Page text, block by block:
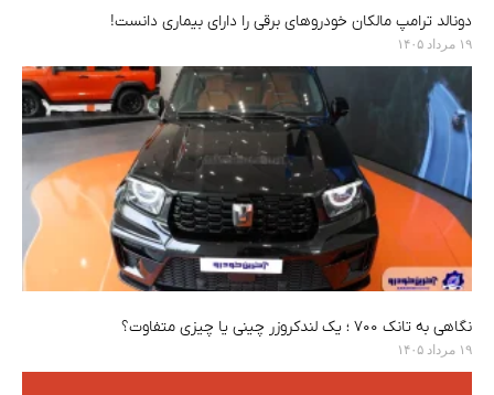
دونالد ترامپ مالکان خودروهای برقی را دارای بیماری دانست!
۱۹ مرداد ۱۴۰۵
نگاهی به تانک ۷۰۰ ؛ یک لندکروزر چینی یا چیزی متفاوت؟
۱۹ مرداد ۱۴۰۵